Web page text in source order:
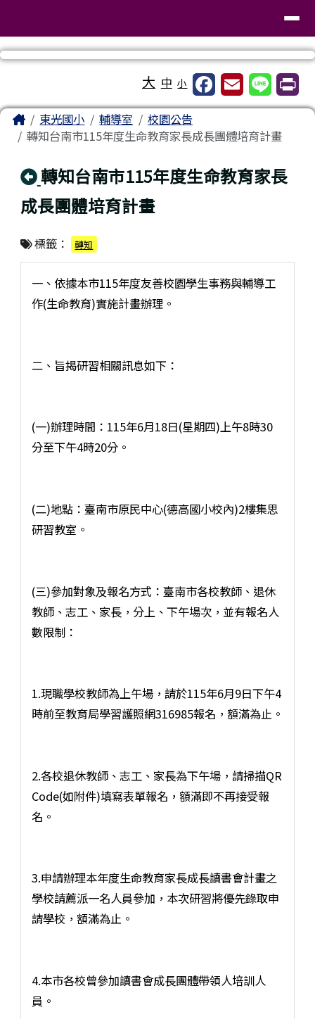
大 中 小
主內容區域
Home東光國小 輔導室
校園公告
轉知台南市115年度生命教育家長成長團體培育計畫
回上頁
轉知台南市115年度生命教育家長
成長團體培育計畫
標籤： 轉知
一、依據本市115年度友善校園學生事務與輔導工
作(生命教育)實施計畫辦理。
二、旨揭研習相關訊息如下：
(一)辦理時間：115年6月18日(星期四)上午8時30
分至下午4時20分。
(二)地點：臺南市原民中心(德高國小校內)2樓集思
研習教室。
(三)參加對象及報名方式：臺南市各校教師、退休
教師、志工、家長，分上、下午場次，並有報名人
數限制：
1.現職學校教師為上午場，請於115年6月9日下午4
時前至教育局學習護照網316985報名，額滿為止。
2.各校退休教師、志工、家長為下午場，請掃描QR
Code(如附件)填寫表單報名，額滿即不再接受報
名。
3.申請辦理本年度生命教育家長成長讀書會計畫之
學校請薦派一名人員參加，本次研習將優先錄取申
請學校，額滿為止。
4.本市各校曾參加讀書會成長團體帶領人培訓人
員。
頁尾區域